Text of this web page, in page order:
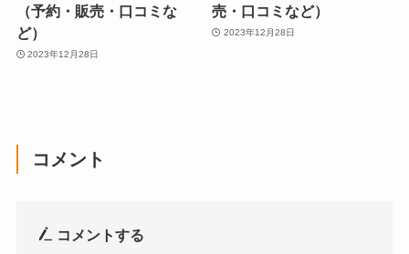
（予約・販売・口コミな
ど）
2023年12月28日
売・口コミなど）
2023年12月28日
コメント
コメントする